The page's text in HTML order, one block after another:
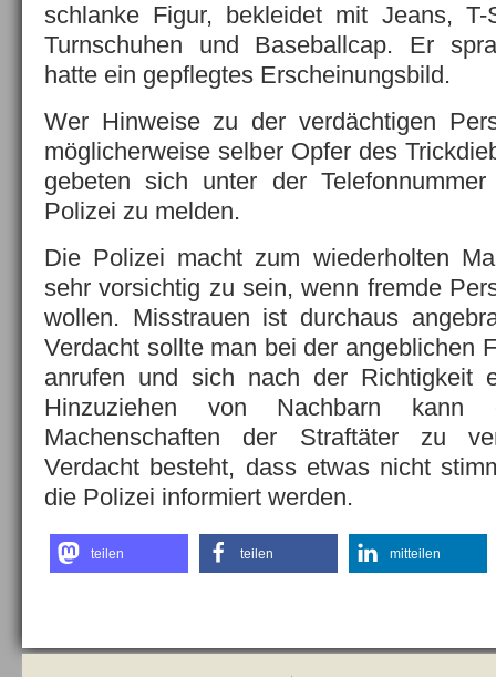
schlanke Figur, bekleidet mit Jeans, T-
Turnschuhen und Baseballcap. Er
hatte ein gepflegtes Erscheinungsbild.
Wer Hinweise zu der verdächtigen
möglicherweise selber Opfer des
gebeten sich unter der
Polizei zu melden.
Die Polizei macht zum wiederholten
sehr vorsichtig zu sein, wenn fremde
wollen. Misstrauen ist durchaus
Verdacht sollte man bei der angeblichen
anrufen und sich nach der Richtigkeit
Hinzuziehen von Nachbarn kann
Machenschaften der Straftäter zu
Verdacht besteht, dass etwas nicht
die Polizei informiert werden.
teilen teilen mitteilen